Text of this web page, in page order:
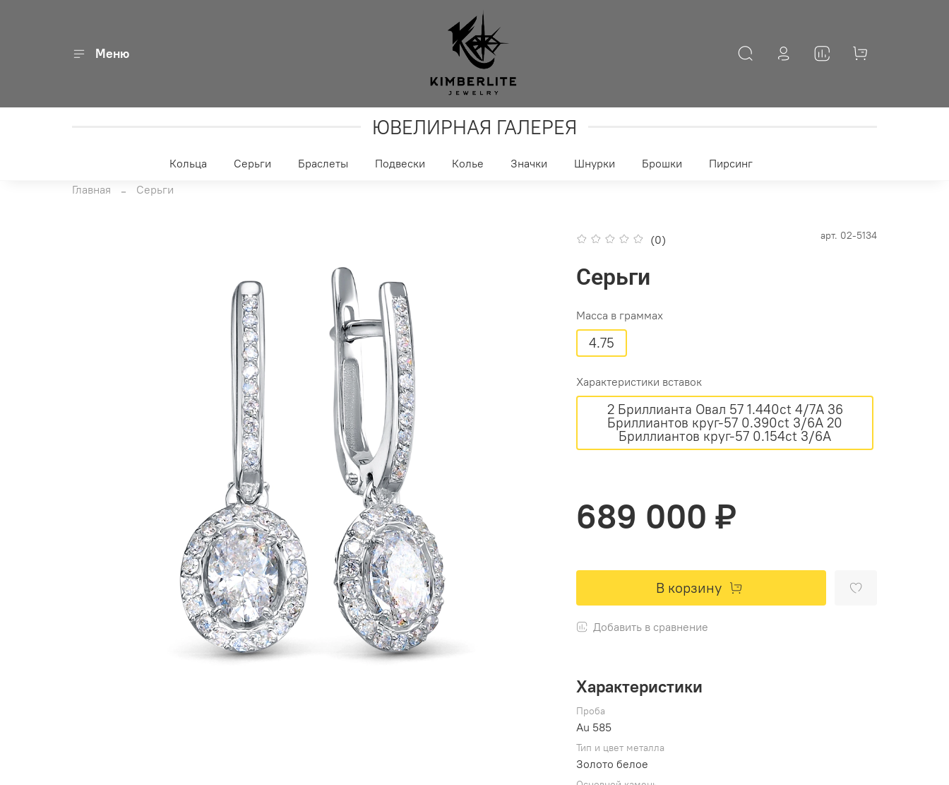
Меню
ЮВЕЛИРНАЯ ГАЛЕРЕЯ
Кольца Серьги Браслеты Подвески Колье Значки Шнурки Брошки
Пирсинг
Главная
Серьги
(0) арт. 02-5134
Серьги
Масса в граммах
4.75
Характеристики вставок
2 Бриллианта Овал 57 1.440ct 4/7А 36
Бриллиантов круг-57 0.390ct 3/6А 20
Бриллиантов круг-57 0.154ct 3/6А
689 000 ₽
В корзину
Добавить в сравнение
Характеристики
Проба
Au 585
Тип и цвет металла
Золото белое